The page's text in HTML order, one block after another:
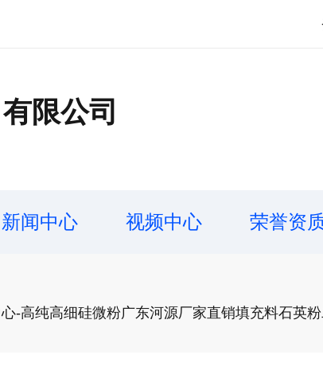
限公司
新闻中心 视频中心 荣誉资
-高纯高细硅微粉广东河源厂家直销填充料石英